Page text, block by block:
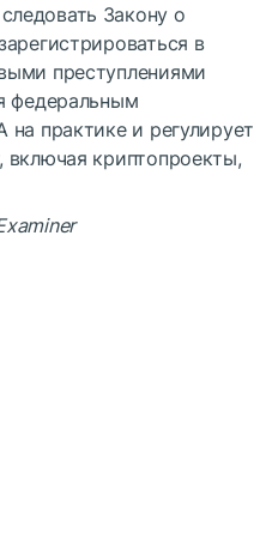
Закону о
в
преступлениями
федеральным
на практике и регулирует
включая криптопроекты,